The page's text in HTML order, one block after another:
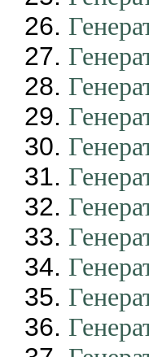
26.
27.
28.
29.
30.
31.
32.
33.
34.
35.
36.